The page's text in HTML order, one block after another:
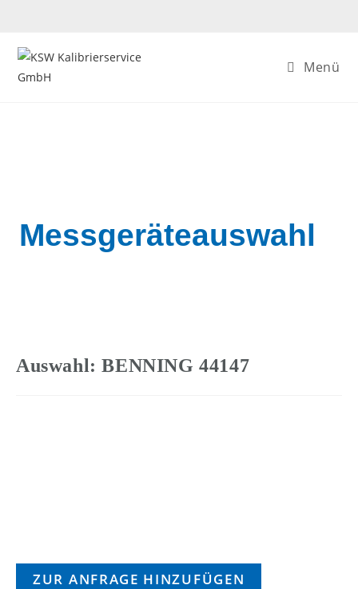
Menü
Messgeräteauswahl
Auswahl: BENNING 44147
ZUR ANFRAGE HINZUFÜGEN